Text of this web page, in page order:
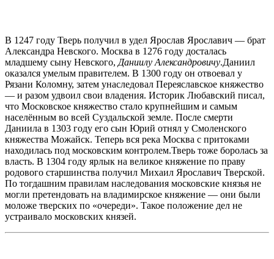
В 1247 году Тверь получил в удел Ярослав Ярославич — брат
Александра Невского. Москва в 1276 году досталась
младшему сыну Невского, Даниилу Александровичу.Даниил
оказался умелым правителем. В 1300 году он отвоевал у
Рязани Коломну, затем унаследовал Переяславское княжество
— и разом удвоил свои владения. Историк Любавский писал,
что Московское княжество стало крупнейшим и самым
населённым во всей Суздальской земле. После смерти
Даниила в 1303 году его сын Юрий отнял у Смоленского
княжества Можайск. Теперь вся река Москва с притоками
находилась под московским контролем.Тверь тоже боролась за
власть. В 1304 году ярлык на великое княжение по праву
родового старшинства получил Михаил Ярославич Тверской.
По тогдашним правилам наследования московские князья не
могли претендовать на владимирское княжение — они были
моложе тверских по «очереди». Такое положение дел не
устраивало московских князей.